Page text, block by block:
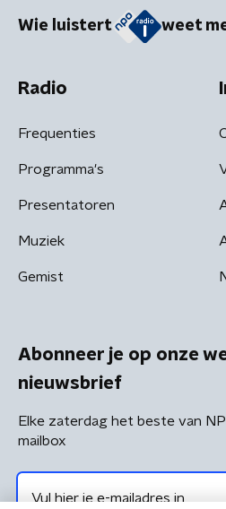
Wie luistert weet
Radio
Frequenties
Programma's
Presentatoren
Muziek
Gemist
Abonneer je op onze
nieuwsbrief
Elke zaterdag het beste van
mailbox